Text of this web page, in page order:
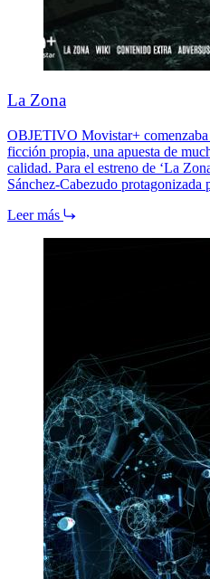
La Zona
OBJETIVO Movistar+ comenzaba
ficción propia, una apuesta de
calidad. Para el estreno de ‘La
Sánchez-Cabezudo
Leer más